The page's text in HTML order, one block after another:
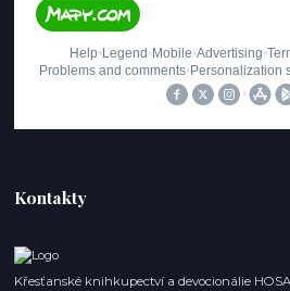
Kontakty
Křesťanské knihkupectví a devocionálie